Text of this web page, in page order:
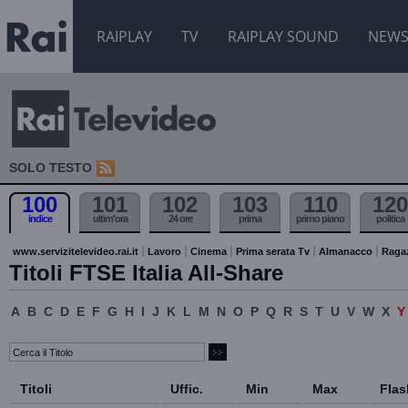
RAIPLAY TV RAIPLAY SOUND NEWS
SOLO TESTO
100
indice
101
ultim'ora
102
24 ore
103
prima
110
primo piano
120
politica
www.servizitelevideo.rai.it Lavoro Cinema Prima serata Tv Almanacco
Titoli FTSE Italia All-Share
A B C D E F G H I J K L M N O P Q R S T U V W X Y
Titoli Uffic. Min Max